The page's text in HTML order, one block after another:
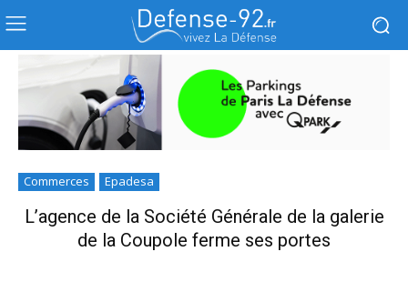
Commerces Epadesa
L’agence de la Société Générale de la galerie
de la Coupole ferme ses portes